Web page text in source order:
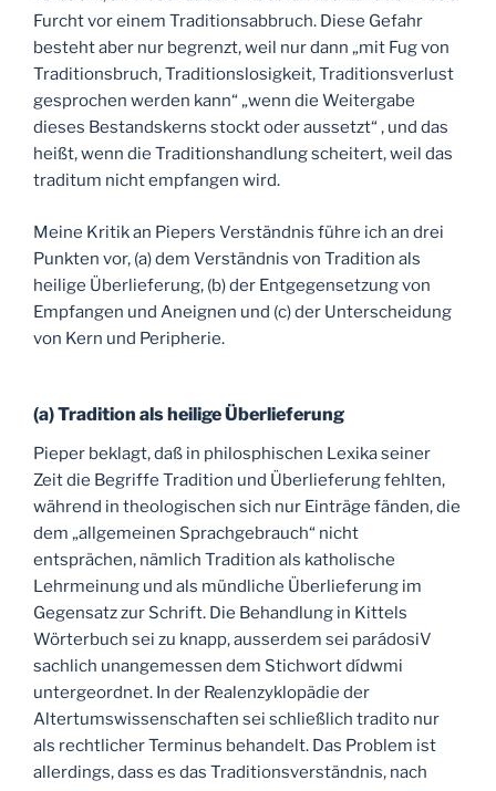
Furcht vor einem Traditionsabbruch. Diese Gefahr
besteht aber nur begrenzt, weil nur dann „mit Fug von
Traditionsbruch, Traditionslosigkeit, Traditionsverlust
gesprochen werden kann“ „wenn die Weitergabe
dieses Bestandskerns stockt oder aussetzt“ , und das
heißt, wenn die Traditionshandlung scheitert, weil das
traditum nicht empfangen wird.
Meine Kritik an Piepers Verständnis führe ich an drei
Punkten vor, (a) dem Verständnis von Tradition als
heilige Überlieferung, (b) der Entgegensetzung von
Empfangen und Aneignen und (c) der Unterscheidung
von Kern und Peripherie.
(a) Tradition als heilige Überlieferung
Pieper beklagt, daß in philosphischen Lexika seiner
Zeit die Begriffe Tradition und Überlieferung fehlten,
während in theologischen sich nur Einträge fänden, die
dem „allgemeinen Sprachgebrauch“ nicht
entsprächen, nämlich Tradition als katholische
Lehrmeinung und als mündliche Überlieferung im
Gegensatz zur Schrift. Die Behandlung in Kittels
Wörterbuch sei zu knapp, ausserdem sei parádosiV
sachlich unangemessen dem Stichwort dídwmi
untergeordnet. In der Realenzyklopädie der
Altertumswissenschaften sei schließlich tradito nur
als rechtlicher Terminus behandelt. Das Problem ist
allerdings, dass es das Traditionsverständnis, nach